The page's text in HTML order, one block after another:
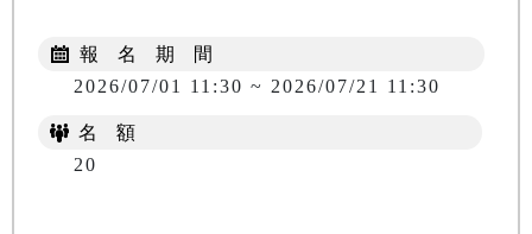
報 名 期 間
2026/07/01 11:30 ~ 2026/07/21 11:30
名 額
20